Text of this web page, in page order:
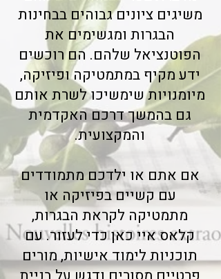
משיגים ציונים גבוהים בבחינות
הבגרות ומגשימים את
הפוטנציאל שלהם. הם רוכשים
ידע מקיף במתמטיקה ופיזיקה,
מיומנויות שימשיכו לשרת אותם
גם בהמשך דרכם האקדמית
והמקצועית.
אם אתם או ילדכם מתמודדים
עם קשיים בפיזיקה או
מתמטיקה לקראת הבגרות,
קלאס איי כאן כדי לעזור. עם
תוכניות לימוד אישיות, מורים